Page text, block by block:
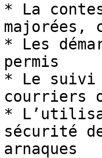
* La
majorées,
* Les
permis
* Le suivi
courriers
*
sécurité
arnaques